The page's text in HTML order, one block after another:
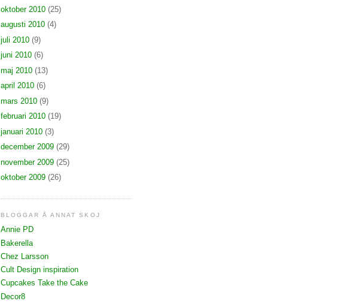
oktober 2010 (25)
augusti 2010 (4)
juli 2010 (9)
juni 2010 (6)
maj 2010 (13)
april 2010 (6)
mars 2010 (9)
februari 2010 (19)
januari 2010 (3)
december 2009 (29)
november 2009 (25)
oktober 2009 (26)
BLOGGAR Å ANNAT SKOJ
Annie PD
Bakerella
Chez Larsson
Cult Design inspiration
Cupcakes Take the Cake
Decor8